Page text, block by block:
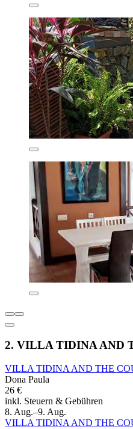
2. VILLA TIDINA AND
VILLA TIDINA AND THE
Dona Paula
26 €
inkl. Steuern & Gebühren
8. Aug.–9. Aug.
VILLA TIDINA AND THE